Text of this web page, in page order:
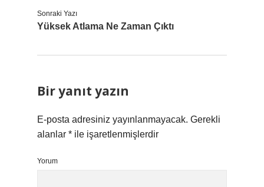
Sonraki Yazı
Yüksek Atlama Ne Zaman Çıktı
Bir yanıt yazın
E-posta adresiniz yayınlanmayacak. Gerekli
alanlar * ile işaretlenmişlerdir
Yorum